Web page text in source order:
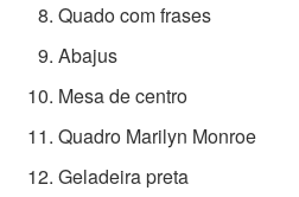
Quado com frases
Abajus
Mesa de centro
Quadro Marilyn Monroe
Geladeira preta